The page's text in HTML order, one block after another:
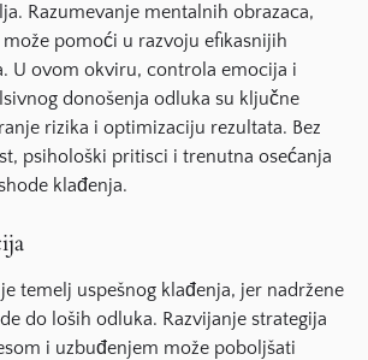
Razumevanje mentalnih obrazaca,
pomoći u razvoju efikasnijih
U ovom okviru, controla emocija i
donošenja odluka su ključne
rizika i optimizaciju rezultata. Bez
psihološki pritisci i trenutna osećanja
klađenja.
temelj uspešnog klađenja, jer nadržene
do loših odluka. Razvijanje strategija
i uzbuđenjem može poboljšati